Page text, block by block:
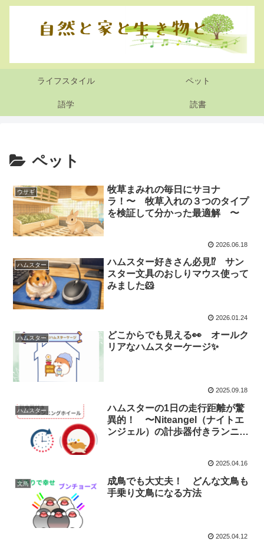
ライフスタイル ペット
語学 読書
ペット
ウサギ
牧草まみれの毎日にサヨナ
ラ！〜 牧草入れの３つのタイプ
を検証して分かった最適解 〜
2026.06.18
ハムスター
ハムスター好きさん必見⁉️ サン
スター文具のおしりマウス使って
みました🐹
2026.01.24
ハムスター
どこからでも見える👀 オールク
リアなハムスターケージ✨️
2025.09.18
ハムスター
ハムスターの1日の走行距離が驚
異的！ 〜Niteangel（ナイトエ
ンジェル）の計歩器付きランニン
2025.04.16
文鳥
成鳥でも大丈夫！ どんな文鳥も
手乗り文鳥になる方法
2025.04.12